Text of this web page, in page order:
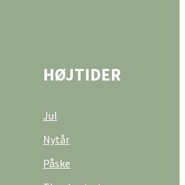
HØJTIDER
Jul
Nytår
Påske